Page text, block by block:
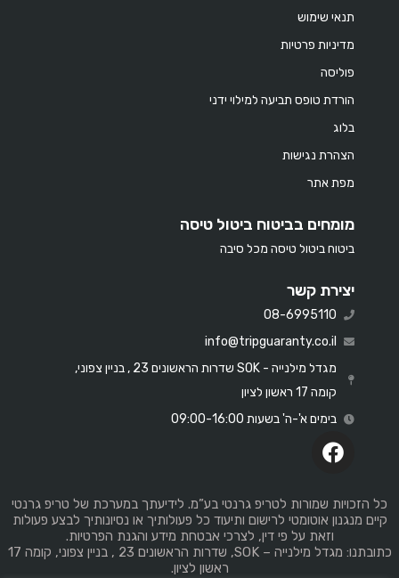
תנאי שימוש
מדיניות פרטיות
פוליסה
הורדת טופס תביעה למילוי ידני
בלוג
הצהרת נגישות
מפת אתר
מומחים בביטוח ביטול טיסה
ביטוח ביטול טיסה מכל סיבה
יצירת קשר
08-6995110
info@tripguaranty.co.il
מגדל מילנייה - SOK שדרות הראשונים 23 , בניין צפוני,
קומה 17 ראשון לציון
בימים א'-ה' בשעות 09:00-16:00
כל הזכויות שמורות לטריפ גרנטי בע”מ. לידיעתך במערכת של טריפ גרנטי
קיים מנגנון אוטומטי לרישום ותיעוד כל פעולותיך או נסיונותיך לבצע פעולות
וזאת על פי דין, לצרכי אבטחת מידע והגנת הפרטיות.
כתובתנו: מגדל מילנייה – SOK, שדרות הראשונים 23 , בניין צפוני, קומה 17
ראשון לציון.